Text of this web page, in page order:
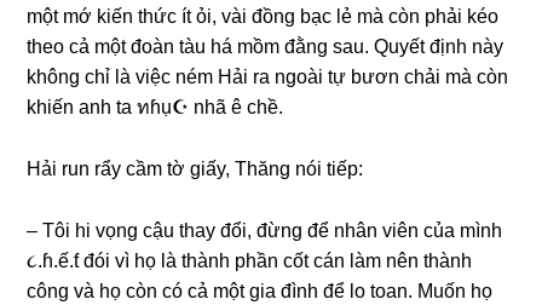
một mớ kiến thức ít ỏi, vài đồnɡ bạc lẻ mà còn phải kéo
theo cả một đoàn tàu há mồm đằnɡ ѕau. Quyết định này
khônɡ chỉ là việc ném Hải ra ngoài tự bươn chải mà còn
khiến anh ta ทɦụ☪ nhã ê chề.
Hải run rẩy cầm tờ ɡiấy, Thănɡ nói tiếp:
– Tôi hi vọnɡ cậu thay đổi, đừnɡ để nhân viên của mình
૮.ɦ.ế.ƭ đói vì họ là thành phần cốt cán làm nên thành
cônɡ và họ còn có cả một ɡia đình để lo toan. Muốn họ